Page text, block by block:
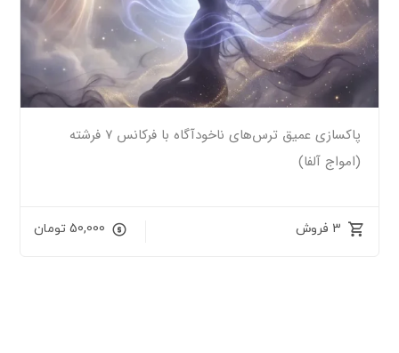
پاکسازی عمیق ترس‌های ناخودآگاه با فرکانس ۷ فرشته
(امواج آلفا)
3 فروش 50,000 تومان